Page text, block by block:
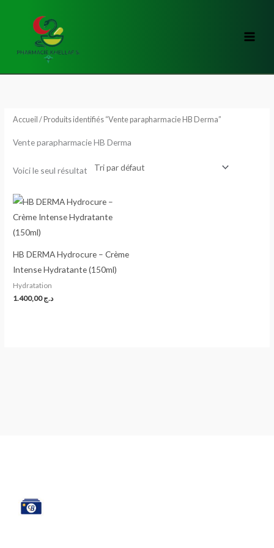
Accueil / Produits identifiés “Vente parapharmacie HB Derma”
Vente parapharmacie HB Derma
Voici le seul résultat
HB DERMA Hydrocure – Crème
Intense Hydratante (150ml)
Hydratation
د.ج1.400,00